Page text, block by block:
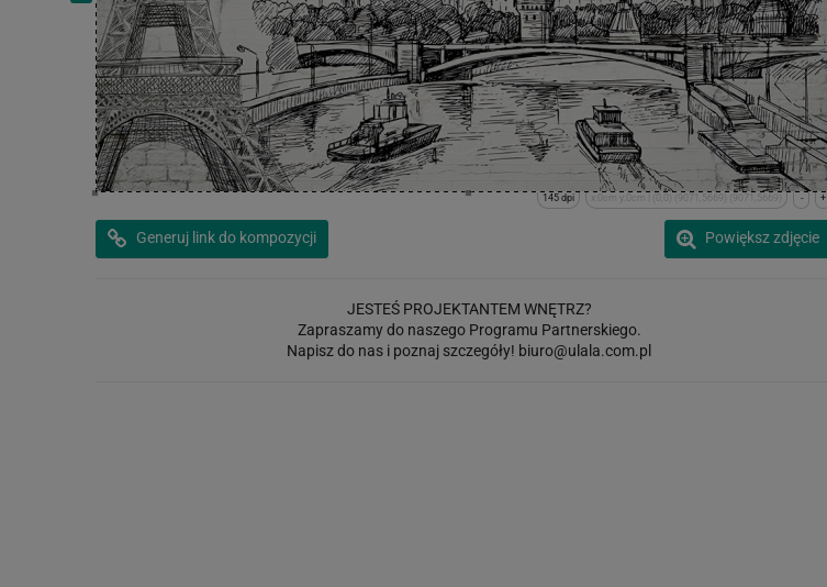
+
-
x:0cm y:0cm | (0,0) (9071,5669) (9071,5669)
145 dpi
Powiększ zdjęcie
Generuj link do kompozycji
JESTEŚ PROJEKTANTEM WNĘTRZ?
Zapraszamy do naszego Programu Partnerskiego.
Napisz do nas i poznaj szczegóły! biuro@ulala.com.pl